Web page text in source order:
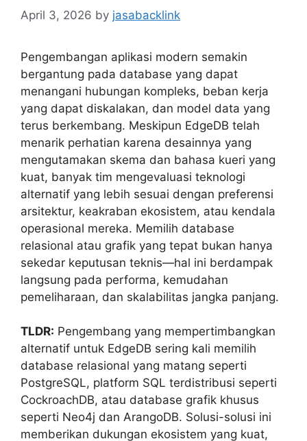
April 3, 2026 by jasabacklink
Pengembangan aplikasi modern semakin
bergantung pada database yang dapat
menangani hubungan kompleks, beban kerja
yang dapat diskalakan, dan model data yang
terus berkembang. Meskipun EdgeDB telah
menarik perhatian karena desainnya yang
mengutamakan skema dan bahasa kueri yang
kuat, banyak tim mengevaluasi teknologi
alternatif yang lebih sesuai dengan preferensi
arsitektur, keakraban ekosistem, atau kendala
operasional mereka. Memilih database
relasional atau grafik yang tepat bukan hanya
sekedar keputusan teknis—hal ini berdampak
langsung pada performa, kemudahan
pemeliharaan, dan skalabilitas jangka panjang.
TLDR: Pengembang yang mempertimbangkan
alternatif untuk EdgeDB sering kali memilih
database relasional yang matang seperti
PostgreSQL, platform SQL terdistribusi seperti
CockroachDB, atau database grafik khusus
seperti Neo4j dan ArangoDB. Solusi-solusi ini
memberikan dukungan ekosistem yang kuat,